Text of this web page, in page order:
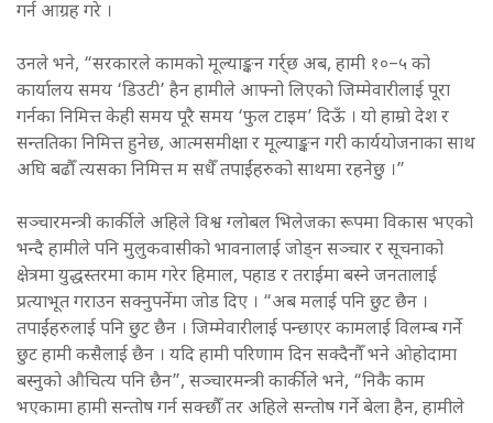
गर्न आग्रह गरे ।
उनले भने, “सरकारले कामको मूल्याङ्कन गर्र्छ अब, हामी १०–५ को
कार्यालय समय ‘डिउटी’ हैन हामीले आफ्नो लिएको जिम्मेवारीलाई पूरा
गर्नका निमित्त केही समय पूरै समय ‘फुल टाइम’ दिऊँ । यो हाम्रो देश र
सन्ततिका निमित्त हुनेछ, आत्मसमीक्षा र मूल्याङ्कन गरी कार्ययोजनाका साथ
अघि बढौँ त्यसका निमित्त म सधैँ तपाईंहरुको साथमा रहनेछु ।”
सञ्चारमन्त्री कार्कीले अहिले विश्व ग्लोबल भिलेजका रूपमा विकास भएको
भन्दै हामीले पनि मुलुकवासीको भावनालाई जोड्न सञ्चार र सूचनाको
क्षेत्रमा युद्धस्तरमा काम गरेर हिमाल, पहाड र तराईमा बस्ने जनतालाई
प्रत्याभूत गराउन सक्नुपर्नेमा जोड दिए । “अब मलाई पनि छुट छैन ।
तपाईंहरुलाई पनि छुट छैन । जिम्मेवारीलाई पन्छाएर कामलाई विलम्ब गर्ने
छुट हामी कसैलाई छैन । यदि हामी परिणाम दिन सक्दैनौँ भने ओहोदामा
बस्नुको औचित्य पनि छैन”, सञ्चारमन्त्री कार्कीले भने, “निकै काम
भएकामा हामी सन्तोष गर्न सक्छौँ तर अहिले सन्तोष गर्ने बेला हैन, हामीले